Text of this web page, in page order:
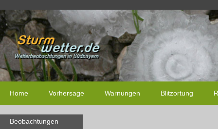
Home Vorhersage Warnungen Blitzortung
Beobachtungen